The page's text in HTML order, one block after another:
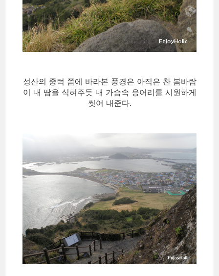
성산의 중턱 쯤에 바라본 풍경은 아직은 찬 봄바람
이 내 땀을 식혀주듯 내 가슴속 응어리를 시원하게
씻어 내준다.